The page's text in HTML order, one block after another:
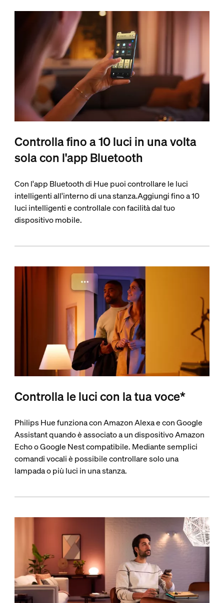
Controlla fino a 10 luci in una volta
sola con l'app Bluetooth
Con l'app Bluetooth di Hue puoi controllare le luci
intelligenti all'interno di una stanza.Aggiungi fino a 10
luci intelligenti e controllale con facilità dal tuo
dispositivo mobile.
Controlla le luci con la tua voce*
Philips Hue funziona con Amazon Alexa e con Google
Assistant quando è associato a un dispositivo Amazon
Echo o Google Nest compatibile. Mediante semplici
comandi vocali è possibile controllare solo una
lampada o più luci in una stanza.